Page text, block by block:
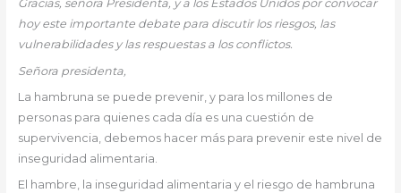
Gracias, señora Presidenta, y a los Estados Unidos por convocar
hoy este importante debate para discutir los riesgos, las
vulnerabilidades y las respuestas a los conflictos.
Señora presidenta,
La hambruna se puede prevenir, y para los millones de
personas para quienes cada día es una cuestión de
supervivencia, debemos hacer más para prevenir este nivel de
inseguridad alimentaria.
El hambre, la inseguridad alimentaria y el riesgo de hambruna